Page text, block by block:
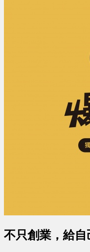
不只創業，給